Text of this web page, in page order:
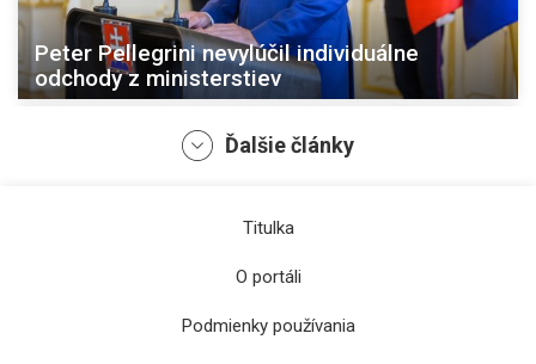
Peter Pellegrini nevylúčil individuálne
odchody z ministerstiev
Ďalšie články
Titulka
O portáli
Podmienky používania